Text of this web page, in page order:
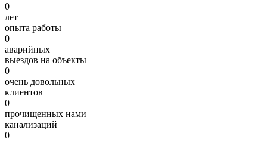
0
лет
опыта работы
0
аварийных
выездов на объекты
0
очень довольных
клиентов
0
прочищенных нами
канализаций
0